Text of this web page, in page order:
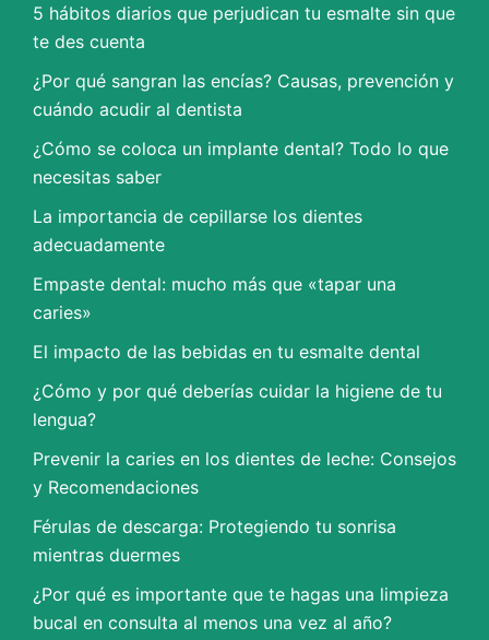
5 hábitos diarios que perjudican tu esmalte sin que
te des cuenta
¿Por qué sangran las encías? Causas, prevención y
cuándo acudir al dentista
¿Cómo se coloca un implante dental? Todo lo que
necesitas saber
La importancia de cepillarse los dientes
adecuadamente
Empaste dental: mucho más que «tapar una
caries»
El impacto de las bebidas en tu esmalte dental
¿Cómo y por qué deberías cuidar la higiene de tu
lengua?
Prevenir la caries en los dientes de leche: Consejos
y Recomendaciones
Férulas de descarga: Protegiendo tu sonrisa
mientras duermes
¿Por qué es importante que te hagas una limpieza
bucal en consulta al menos una vez al año?